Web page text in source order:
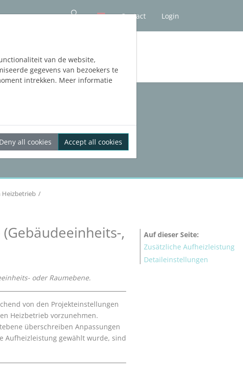
Contact
Login
Heizbetrieb
,
oder Raumebene.
von den Projekteinstellungen
Heizbetrieb vorzunehmen.
überschreiben Anpassungen
Aufheizleistung gewählt wurde, sind
Auf dieser Seite
Zusätzliche Aufheizleistung
Detaileinstellungen
van de website,
gegevens van bezoekers te
intrekken. Meer informatie
Deny all cookies Accept all cookies